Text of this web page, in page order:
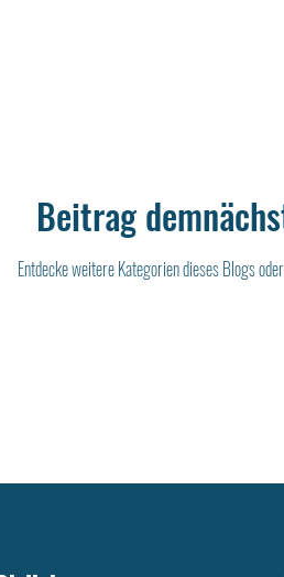
Beitrag
Entdecke weitere Kategorien dieses Blogs